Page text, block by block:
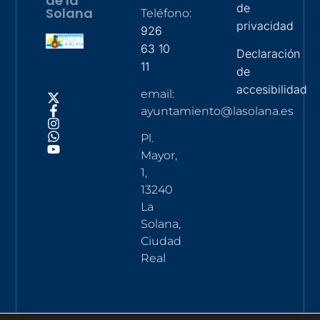
Solana Teléfono:
926
63 10
11
email:
ayuntamiento@lasolana.es
Pl.
Mayor,
1,
13240
La
Solana,
Ciudad
Real
de
privacidad
Declaración
de
accesibilidad